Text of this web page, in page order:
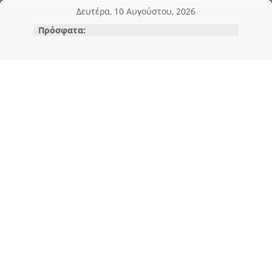
Μετάβαση
περιεχόμενο
Δευτέρα, 10 Αυγούστου, 2026
Πρόσφατα: